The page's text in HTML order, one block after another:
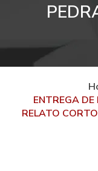
ENTREGA DE
RELATO